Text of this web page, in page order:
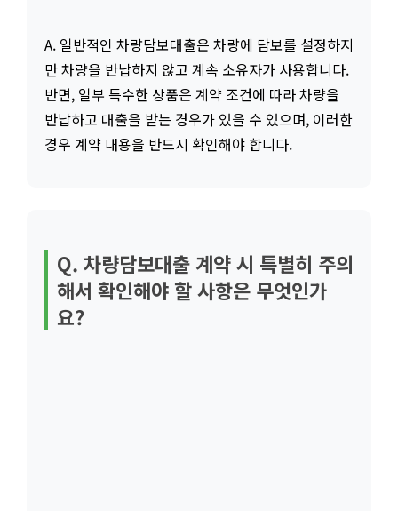
A. 일반적인 차량담보대출은 차량에 담보를 설정하지
만 차량을 반납하지 않고 계속 소유자가 사용합니다.
반면, 일부 특수한 상품은 계약 조건에 따라 차량을
반납하고 대출을 받는 경우가 있을 수 있으며, 이러한
경우 계약 내용을 반드시 확인해야 합니다.
Q. 차량담보대출 계약 시 특별히 주의
해서 확인해야 할 사항은 무엇인가
요?